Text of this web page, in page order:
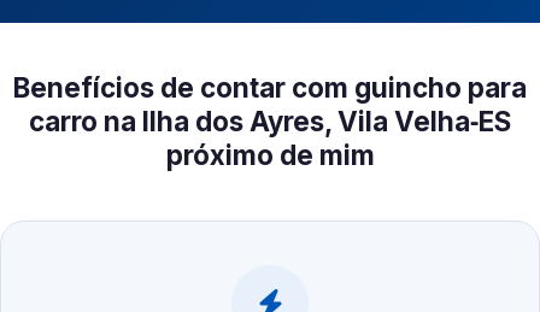
Benefícios de contar com guincho para
carro na Ilha dos Ayres, Vila Velha‑ES
próximo de mim